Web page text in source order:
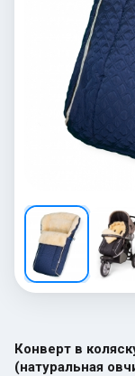
Конверт в
(натуральная